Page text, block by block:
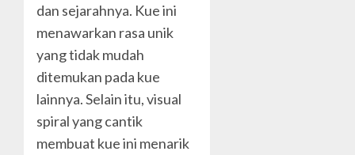
dan sejarahnya. Kue ini
menawarkan rasa unik
yang tidak mudah
ditemukan pada kue
lainnya. Selain itu, visual
spiral yang cantik
membuat kue ini menarik